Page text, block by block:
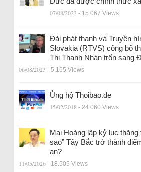
07/08/2023 - 15.067 Views
Đài phát thanh và Truyền
Slovakia (RTVS) công bố
Thị Thanh Nhàn trốn sang
06/08/2023 - 5.165 Views
Ủng hộ Thoibao.de
15/02/2018 - 24.060 Views
Mai Hoàng lập kỷ lục thăng
sao” Tây Bắc trở thành
an?
11/05/2026 - 18.505 Views